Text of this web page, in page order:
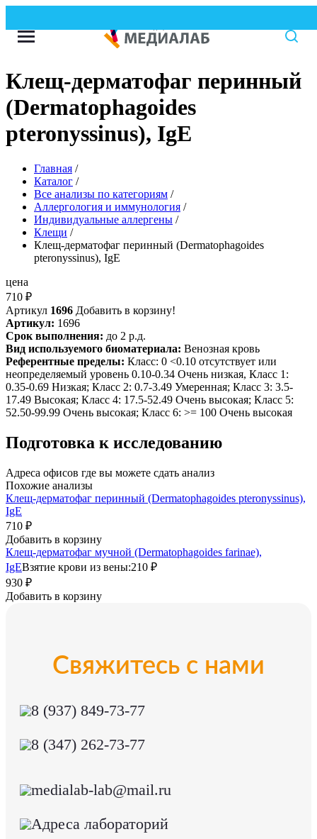
Клещ-дерматофаг перинный
(Dermatophagoides
pteronyssinus), IgE
Главная /
Каталог /
Все анализы по категориям /
Аллергология и иммунология /
Индивидуальные аллергены /
Клещи /
Клещ-дерматофаг перинный (Dermatophagoides
pteronyssinus), IgE
цена
710 ₽
Артикул 1696 Добавить в корзину!
Артикул: 1696
Срок выполнения: до 2 р.д.
Вид используемого биоматериала: Венозная кровь
Референтные пределы: Класс: 0 <0.10 отсутствует или
неопределяемый уровень 0.10-0.34 Очень низкая, Класс 1:
0.35-0.69 Низкая; Класс 2: 0.7-3.49 Умеренная; Класс 3: 3.5-
17.49 Высокая; Класс 4: 17.5-52.49 Очень высокая; Класс 5:
52.50-99.99 Очень высокая; Класс 6: >= 100 Очень высокая
Подготовка к исследованию
Адреса офисов где вы можете сдать анализ
Похожие анализы
Клещ-дерматофаг перинный (Dermatophagoides pteronyssinus),
IgE
710 ₽
Добавить в корзину
Клещ-дерматофаг мучной (Dermatophagoides farinae),
IgEВзятие крови из вены:210 ₽
930 ₽
Добавить в корзину
Свяжитесь с нами
8 (937) 849-73-77
8 (347) 262-73-77
medialab-lab@mail.ru
Адреса лабораторий